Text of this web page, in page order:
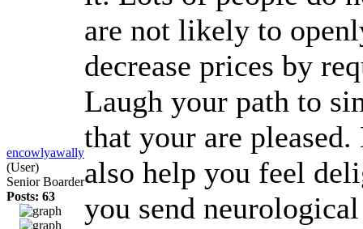
encowlyawally
(User)
Senior Boarder
Posts: 63
are not likely to
decrease prices by
Laugh your path to
that your are
also help you feel
you send